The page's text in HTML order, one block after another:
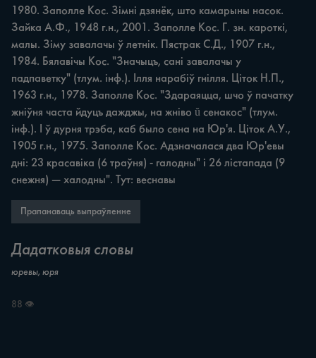
1980. Заполле Кос. Зімні дзянёк, што камарыны насок.
Зайка А.Ф., 1948 г.н., 2001. Заполле Кос. Г. зн. кароткі,
малы. Зіму завалачы ў летнік. Пястрак С.Д., 1907 г.н.,
1984. Бялавічы Кос. "Значыцъ, сані завалачы у
падпаветку" (тлум. інф.). Ілля нарабіў гнілля. Ціток Н.П.,
1963 г.н., 1978. Заполле Кос. "Здараяцца, шчо ў пачатку
жніўня часта йдуцъ дажджы, на жніво ŭ сенакос" (тлум.
інф.). І ў дурня трэба, каб было сена на Юр'я. Ціток А.У.,
1905 г.н., 1975. Заполле Кос. Адзначалася два Юр'евы
дні: 23 красавіка (6 траўня) - галодны" i 26 лістапада (9
снежня) — халодны". Тут: веснавы
Прапанаваць выпраўленне
Дадатковыя словы
юревы, юря
88 👁